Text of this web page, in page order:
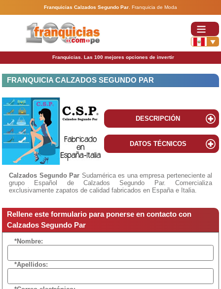
Franquicias Calzados Segundo Par Franquicia de Moda
Franquicias. Las 100 mejores opciones de invertir
FRANQUICIA CALZADOS SEGUNDO PAR
DESCRIPCIÓN
DATOS TÉCNICOS
Calzados Segundo Par Sudamérica es una empresa perteneciente al
grupo Español de Calzados Segundo Par. Comercializa
exclusivamente zapatos de calidad fabricados en España e Italia.
Rellene este formulario para ponerse en contacto con
Calzados Segundo Par
*Nombre:
*Apellidos: